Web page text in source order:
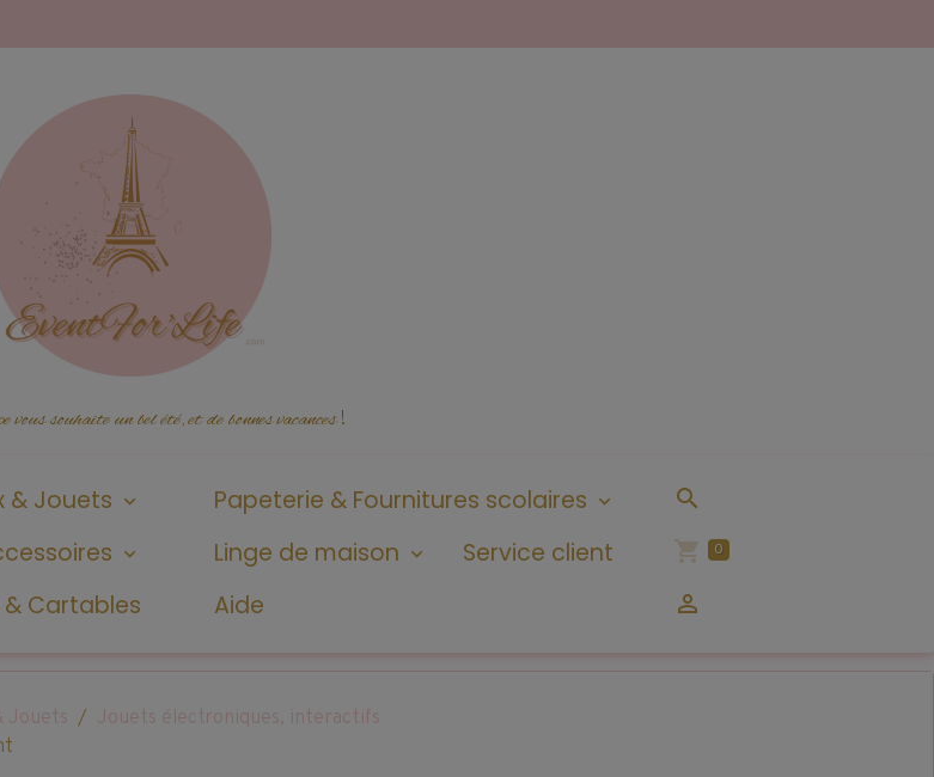
vous souhaite un bel été, et de bonnes vacances !
& Jouets
Cartables
Papeterie & Fournitures scolaires
Linge de maison
Service client
Aide
0
Jouets
Jouets électroniques, interactifs